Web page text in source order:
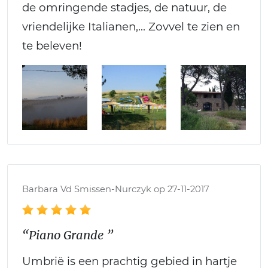
de omringende stadjes, de natuur, de
vriendelijke Italianen,... Zovvel te zien en
te beleven!
Barbara Vd Smissen-Nurczyk op 27-11-2017
“Piano Grande ”
Umbrië is een prachtig gebied in hartje